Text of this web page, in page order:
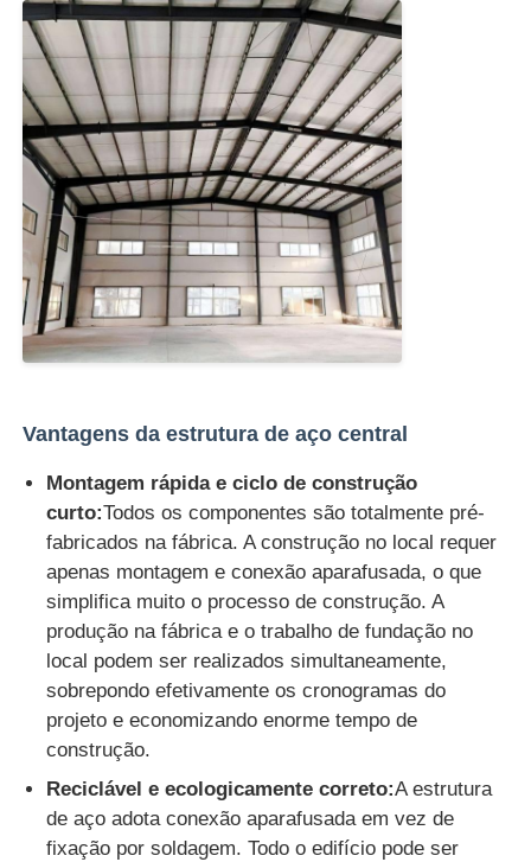
Solicitar Orçamento
Estrutura de aço pré -fabricada
Armazém de estrutura de aço
Oficina de estrutura de aço
Edifício da estrutura de aço
Construção da estrutura de aço
Edifício da estrutura de aço
Fabricação da construção de aço
Material de construção de aço
Casa de aves
galpão de vaca
Vantagens da estrutura de aço central
Montagem rápida e ciclo de construção
curto:Todos os componentes são totalmente pré-
fabricados na fábrica. A construção no local requer
apenas montagem e conexão aparafusada, o que
simplifica muito o processo de construção. A
produção na fábrica e o trabalho de fundação no
local podem ser realizados simultaneamente,
sobrepondo efetivamente os cronogramas do
projeto e economizando enorme tempo de
construção.
Reciclável e ecologicamente correto:A estrutura
de aço adota conexão aparafusada em vez de
fixação por soldagem. Todo o edifício pode ser